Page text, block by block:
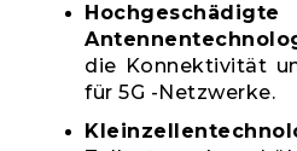
Hochgeschädigte
die Konnektivität
für 5G -Netzwerke.